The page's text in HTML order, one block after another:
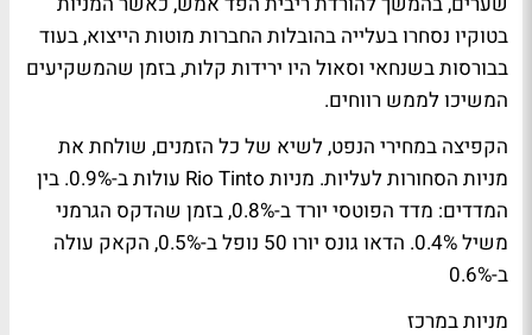
בטוקיו נסחרו בעלייה בהובלות החברות מוטות הייצוא, בעוד
בבורסות בשנחאי וסאול היו ירידות קלות, בזמן שהמשקיעים
המשיכו לממש רווחים.
הקפיצה במחירי הנפט, לשיא של כל הזמנים, שולחת את
מניות הסחורות לעליות. מניות Rio Tinto עולות ב-0.9%. בין
המדדים: מדד הפוטסי יורד ב-0.8%, בזמן שהדקס הגרמני
משיל 0.4%. הדאו גונס יורו 50 נופל ב-0.5%, הקאק עולה
ב-0.6%
מניות במרכז